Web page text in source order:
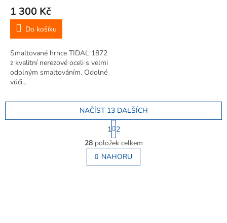
1 300 Kč
Do košíku
Smaltované hrnce TIDAL 1872
z kvalitní nerezové oceli s velmi
odolným smaltováním. Odolné
vůči...
O
v
l
á
NAČÍST 13 DALŠÍCH
S
t
r
á
n
k
1 2
28položek celkem
NAHORU